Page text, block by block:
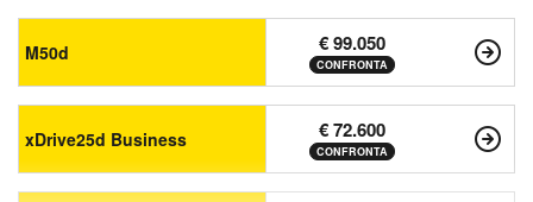
M50d € 99.050
CONFRONTA
xDrive25d Business € 72.600
CONFRONTA